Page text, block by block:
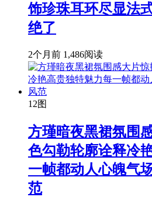
饰珍珠耳环尽显法
绝了
2个月前 1,486阅读
12图
方瑾暗夜黑裙氛围
色勾勒轮廓诠释冷
一帧都动人心魄气
范